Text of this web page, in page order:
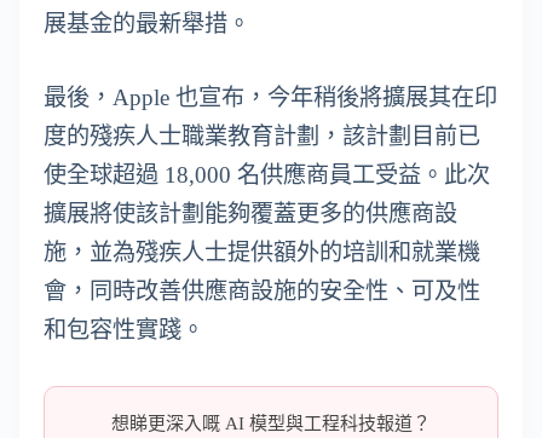
展基金的最新舉措。
最後，Apple 也宣布，今年稍後將擴展其在印
度的殘疾人士職業教育計劃，該計劃目前已
使全球超過 18,000 名供應商員工受益。此次
擴展將使該計劃能夠覆蓋更多的供應商設
施，並為殘疾人士提供額外的培訓和就業機
會，同時改善供應商設施的安全性、可及性
和包容性實踐。
想睇更深入嘅 AI 模型與工程科技報道？